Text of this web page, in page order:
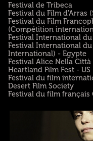
Festival de Tribeca
Festival du Film d'Arras
Festival du Film
(Compétition
Festival International
Festival International
International) - Egypte
Festival Alice Nella
Heartland Film Fest -
Festival du film
Desert Film Society
Festival du film français